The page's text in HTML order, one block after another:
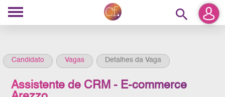
search
Candidato Vagas Detalhes da Vaga
Assistente de CRM - E-commerce